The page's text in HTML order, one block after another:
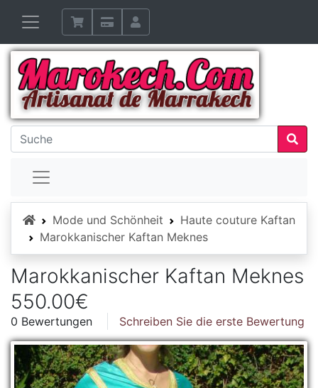
Startseite
Mode und Schönheit
Haute couture Kaftan
Marokkanischer Kaftan Meknes
Marokkanischer Kaftan Meknes
550.00€
0 Bewertungen Schreiben Sie die erste Bewertung